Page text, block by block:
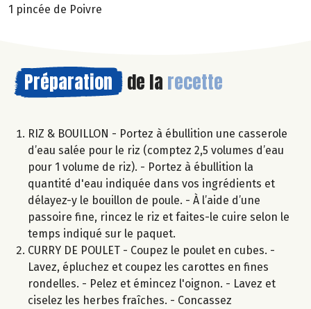
1 pincée de Poivre
Préparation de la recette
RIZ & BOUILLON - Portez à ébullition une casserole
d’eau salée pour le riz (comptez 2,5 volumes d’eau
pour 1 volume de riz). - Portez à ébullition la
quantité d'eau indiquée dans vos ingrédients et
délayez-y le bouillon de poule. - À l’aide d’une
passoire fine, rincez le riz et faites-le cuire selon le
temps indiqué sur le paquet.
CURRY DE POULET - Coupez le poulet en cubes. -
Lavez, épluchez et coupez les carottes en fines
rondelles. - Pelez et émincez l'oignon. - Lavez et
ciselez les herbes fraîches. - Concassez